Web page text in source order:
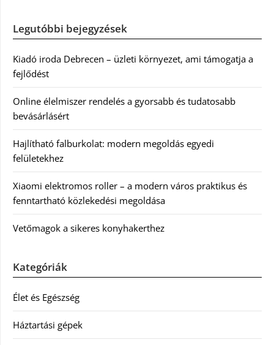
Legutóbbi bejegyzések
Kiadó iroda Debrecen – üzleti környezet, ami támogatja a
fejlődést
Online élelmiszer rendelés a gyorsabb és tudatosabb
bevásárlásért
Hajlítható falburkolat: modern megoldás egyedi
felületekhez
Xiaomi elektromos roller – a modern város praktikus és
fenntartható közlekedési megoldása
Vetőmagok a sikeres konyhakerthez
Kategóriák
Élet és Egészség
Háztartási gépek